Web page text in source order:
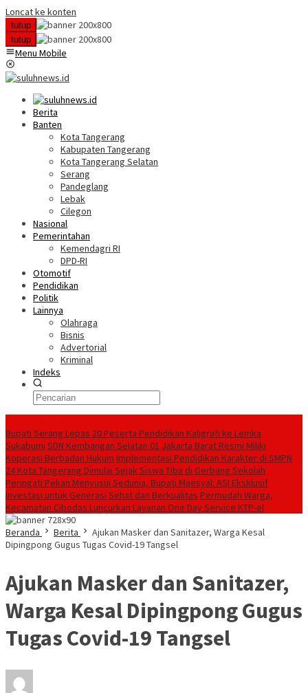
Loncat ke konten
tutup
tutup
Menu Mobile
Berita
Banten
Kota Tangerang
Kabupaten Tangerang
Kota Tangerang Selatan
Serang
Pandeglang
Lebak
Cilegon
Nasional
Pemerintahan
Kemendagri RI
DPD-RI
Otomotif
Pendidikan
Politik
Lainnya
Olahraga
Bisnis
Advertorial
Kriminal
Indeks
Bupati Serang Lepas 20 Peserta Pendidikan Kaligrafi ke Lemka
Sukabumi SDN Kembangan Selatan 01 Jakarta Barat Resmi Miliki
Koperasi Berbadan Hukum Implementasi Pendidikan Karakter di SMPN
24 Kota Tangerang Dimulai Sejak Siswa Tiba di Gerbang Sekolah
Peringati Pekan Menyusui Sedunia, Bupati Maesyal: ASI Eksklusif
Investasi untuk Generasi Sehat dan Berkualitas Permudah Warga,
Kecamatan Cibodas Luncurkan Layanan One Day Service KTP-el
Beranda
Berita
Ajukan Masker dan Sanitazer, Warga Kesal
Dipingpong Gugus Tugas Covid-19 Tangsel
Ajukan Masker dan Sanitazer,
Warga Kesal Dipingpong Gugus
Tugas Covid-19 Tangsel